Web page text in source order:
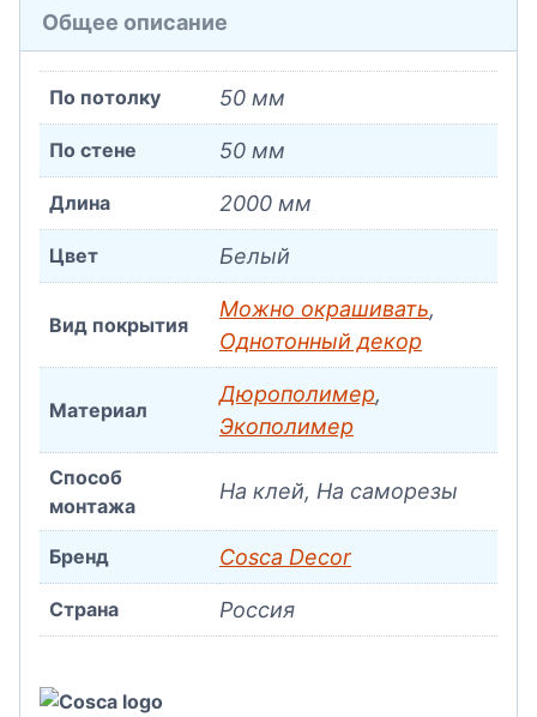
Общее описание
По потолку 50 мм
По стене 50 мм
Длина 2000 мм
Цвет Белый
Вид покрытия
Можно окрашивать,
Однотонный декор
Материал
Дюрополимер,
Экополимер
Способ
монтажа
На клей, На саморезы
Бренд Cosca Decor
Страна Россия